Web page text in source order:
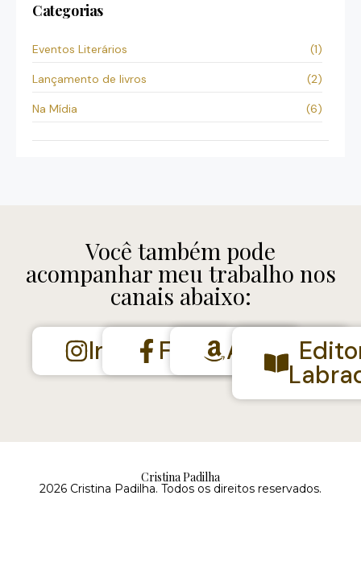
Categorias
Eventos Literários (1)
Lançamento de livros (2)
Na Mídia (6)
Você também pode
acompanhar meu trabalho nos
canais abaixo:
InstagramFacebookAmazon
Cristina Padilha
2026 Cristina Padilha. Todos os direitos reservados.